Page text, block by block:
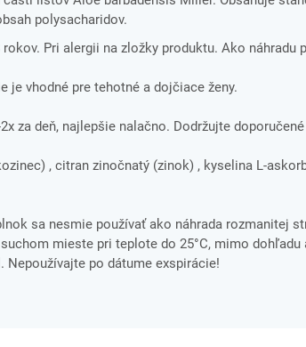
polysacharidov.
rokov. Pri alergii na zložky produktu. Ako náhradu
je vhodné pre tehotné a dojčiace ženy.
za deň, najlepšie nalačno. Dodržujte
, citran zinočnatý (zinok) , kyselina L-
sa nesmie používať ako náhrada rozmanitej
mieste pri teplote do 25°C, mimo
Nepoužívajte po dátume exspirácie!